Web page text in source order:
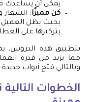
يمكن أن يساعدك
كن مميزًا: الشعار
بحيث يظل العميل
بتركيزها على
بتطبيق هذه الدروس،
مما يزيد من قدرة
وبالتالي فتح أبواب
الخطوات التالية